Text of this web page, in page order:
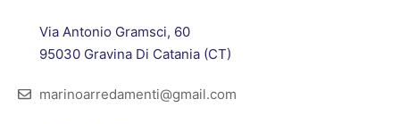
Via Antonio Gramsci, 60
95030 Gravina Di Catania (CT)
marinoarredamenti@gmail.com